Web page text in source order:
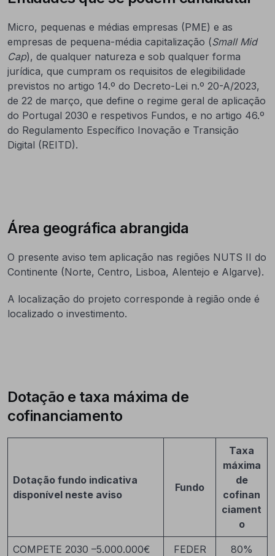
Micro, pequenas e médias empresas (PME) e as
empresas de pequena-média capitalização (Small Mid
Cap), de qualquer natureza e sob qualquer forma
jurídica, que cumpram os requisitos de elegibilidade
previstos no artigo 14.º do Decreto-Lei n.º 20-A/2023,
de 22 de março, que define o regime geral de aplicação
do Portugal 2030 e respetivos Fundos, e no artigo 46.º
do Regulamento Específico Inovação e Transição
Digital (REITD).
Área geográfica abrangida
O presente aviso tem aplicação nas regiões NUTS II do
Continente (Norte, Centro, Lisboa, Alentejo e Algarve).
A localização do projeto corresponde à região onde é
localizado o investimento.
Dotação e taxa máxima de
cofinanciamento
Dotação fundo indicativa
disponível neste aviso
Fundo
Taxa
máxima
de
cofinan
ciament
o
COMPETE 2030 –5.000.000€ FEDER 80%